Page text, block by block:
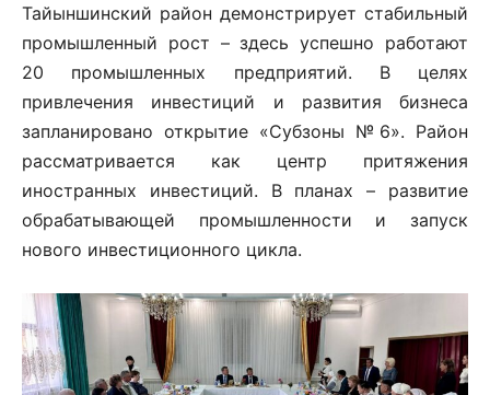
Тайыншинский район демонстрирует стабильный
промышленный рост – здесь успешно работают
20 промышленных предприятий. В целях
привлечения инвестиций и развития бизнеса
запланировано открытие «Субзоны №6». Район
рассматривается как центр притяжения
иностранных инвестиций. В планах – развитие
обрабатывающей промышленности и запуск
нового инвестиционного цикла.